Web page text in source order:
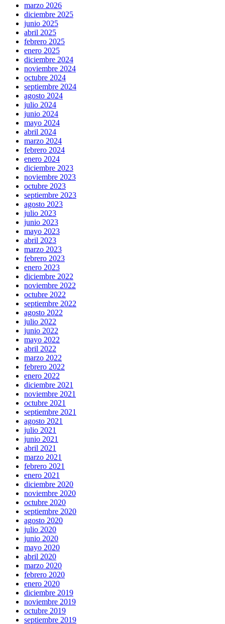
marzo 2026
diciembre 2025
junio 2025
abril 2025
febrero 2025
enero 2025
diciembre 2024
noviembre 2024
octubre 2024
septiembre 2024
agosto 2024
julio 2024
junio 2024
mayo 2024
abril 2024
marzo 2024
febrero 2024
enero 2024
diciembre 2023
noviembre 2023
octubre 2023
septiembre 2023
agosto 2023
julio 2023
junio 2023
mayo 2023
abril 2023
marzo 2023
febrero 2023
enero 2023
diciembre 2022
noviembre 2022
octubre 2022
septiembre 2022
agosto 2022
julio 2022
junio 2022
mayo 2022
abril 2022
marzo 2022
febrero 2022
enero 2022
diciembre 2021
noviembre 2021
octubre 2021
septiembre 2021
agosto 2021
julio 2021
junio 2021
abril 2021
marzo 2021
febrero 2021
enero 2021
diciembre 2020
noviembre 2020
octubre 2020
septiembre 2020
agosto 2020
julio 2020
junio 2020
mayo 2020
abril 2020
marzo 2020
febrero 2020
enero 2020
diciembre 2019
noviembre 2019
octubre 2019
septiembre 2019